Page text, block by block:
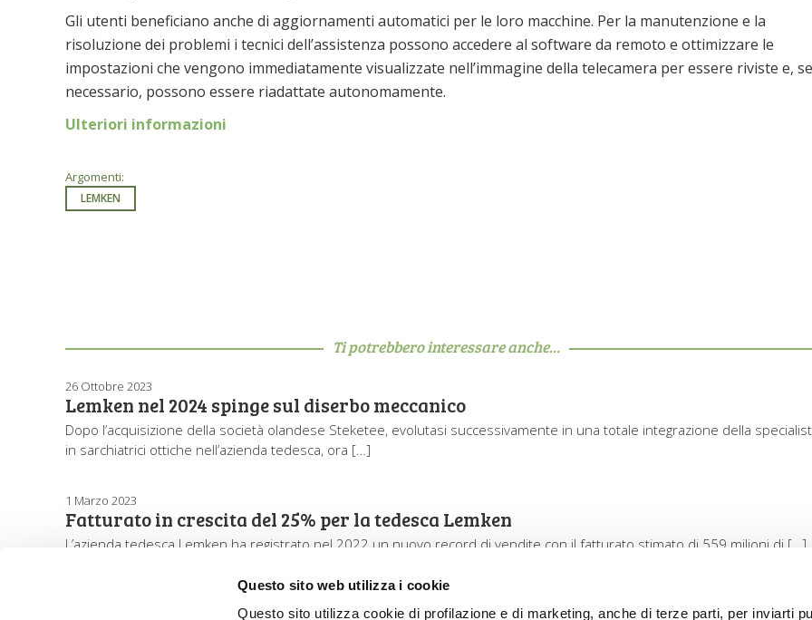
Questo sito web utilizza i cookie
Questo sito utilizza cookie di profilazione e di marketing, anche di terze parti, per inviarti
Gli utenti beneficiano anche di aggiornamenti automatici per le loro macchine. Per la manutenzione e la
risoluzione dei problemi i tecnici dell’assistenza possono accedere al software da remoto e ottimizzare le
impostazioni che vengono immediatamente visualizzate nell’immagine della telecamera per essere riviste e, se
necessario, possono essere riadattate autonomamente.
Ulteriori informazioni
Argomenti:
LEMKEN
Ti potrebbero interessare anche...
26 Ottobre 2023
Lemken nel 2024 spinge sul diserbo meccanico
Dopo l’acquisizione della società olandese Steketee, evolutasi successivamente in una totale integrazione della
in sarchiatrici ottiche nell’azienda tedesca, ora […]
1 Marzo 2023
Fatturato in crescita del 25% per la tedesca Lemken
L’azienda tedesca Lemken ha registrato nel 2022 un nuovo record di vendite con il fatturato stimato di 559 milioni di […]